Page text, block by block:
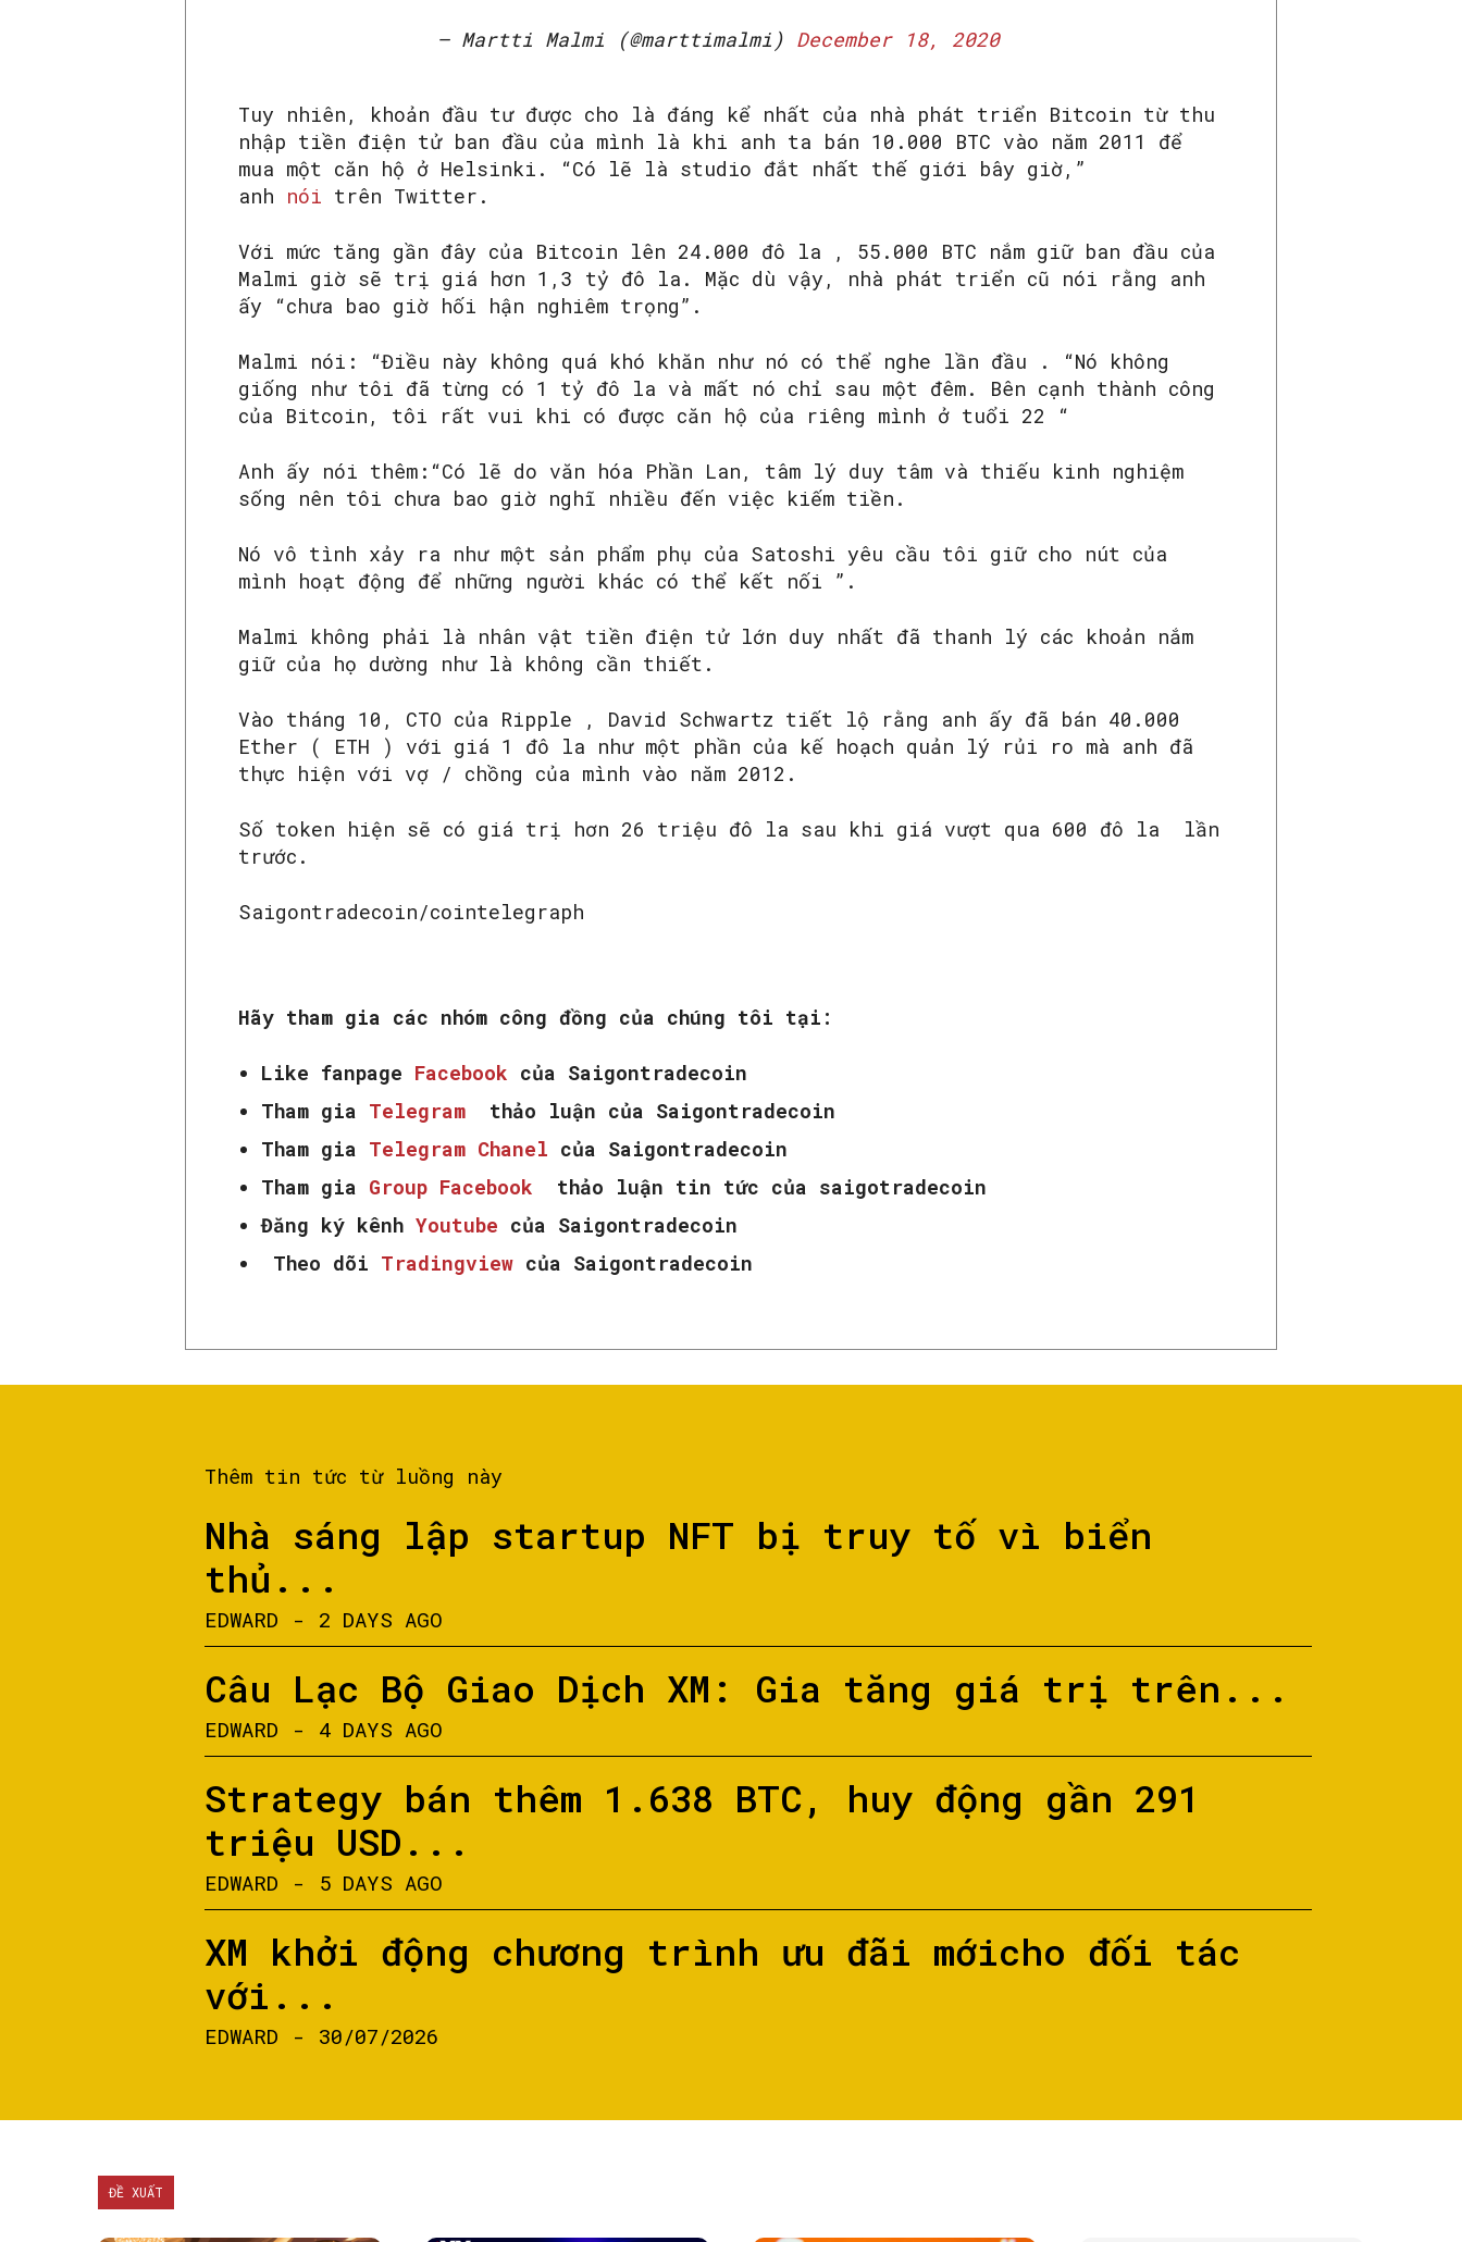
— Martti Malmi (@marttimalmi) December 18, 2020
Tuy nhiên, khoản đầu tư được cho là đáng kể nhất của nhà phát triển Bitcoin từ thu
nhập tiền điện tử ban đầu của mình là khi anh ta bán 10.000 BTC vào năm 2011 để
mua một căn hộ ở Helsinki. “Có lẽ là studio đắt nhất thế giới bây giờ,”
anh nói trên Twitter.
Với mức tăng gần đây của Bitcoin lên 24.000 đô la , 55.000 BTC nắm giữ ban đầu của
Malmi giờ sẽ trị giá hơn 1,3 tỷ đô la. Mặc dù vậy, nhà phát triển cũ nói rằng anh
ấy “chưa bao giờ hối hận nghiêm trọng”.
Malmi nói: “Điều này không quá khó khăn như nó có thể nghe lần đầu . “Nó không
giống như tôi đã từng có 1 tỷ đô la và mất nó chỉ sau một đêm. Bên cạnh thành công
của Bitcoin, tôi rất vui khi có được căn hộ của riêng mình ở tuổi 22 “
Anh ấy nói thêm:“Có lẽ do văn hóa Phần Lan, tâm lý duy tâm và thiếu kinh nghiệm
sống nên tôi chưa bao giờ nghĩ nhiều đến việc kiếm tiền.
Nó vô tình xảy ra như một sản phẩm phụ của Satoshi yêu cầu tôi giữ cho nút của
mình hoạt động để những người khác có thể kết nối ”.
Malmi không phải là nhân vật tiền điện tử lớn duy nhất đã thanh lý các khoản nắm
giữ của họ dường như là không cần thiết.
Vào tháng 10, CTO của Ripple , David Schwartz tiết lộ rằng anh ấy đã bán 40.000
Ether ( ETH ) với giá 1 đô la như một phần của kế hoạch quản lý rủi ro mà anh đã
thực hiện với vợ / chồng của mình vào năm 2012.
Số token hiện sẽ có giá trị hơn 26 triệu đô la sau khi giá vượt qua 600 đô la lần
trước.
Saigontradecoin/cointelegraph
Hãy tham gia các nhóm công đồng của chúng tôi tại:
Like fanpage Facebook của Saigontradecoin
Tham gia Telegram
thảo luận của Saigontradecoin
Tham gia Telegram Chanel của Saigontradecoin
Tham gia Group Facebook
thảo luận tin tức của saigotradecoin
Đăng ký kênh Youtube của Saigontradecoin
Theo dõi Tradingview của Saigontradecoin
Thêm tin tức từ luồng này
Nhà sáng lập startup NFT bị truy tố vì biển
thủ...
EDWARD - 2 DAYS AGO
Câu Lạc Bộ Giao Dịch XM: Gia tăng giá trị trên...
EDWARD - 4 DAYS AGO
Strategy bán thêm 1.638 BTC, huy động gần 291
triệu USD...
EDWARD - 5 DAYS AGO
XM khởi động chương trình ưu đãi mớicho đối tác
với...
EDWARD - 30/07/2026
ĐỀ XUẤT